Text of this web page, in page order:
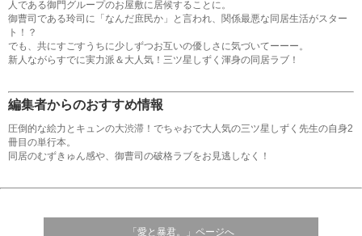
人である御門グループのお屋敷に居候することに。
御曹司である玲司に「なんだ庶民か」と言われ、関係最悪な同居生活がスター
ト！？
でも、共にすごすうちに少しずつお互いの優しさに気づいてーーー。
新人ながらすでに実力派＆大人気！三ツ星しずく渾身の同居ラブ！
編集者からのおすすめ情報
圧倒的な絵力とキュンの大渋滞！でちゃおで大人気の三ツ星しずく先生の自身2
冊目の単行本。
同居のむずきゅん感や、御曹司の破格ラブをお見逃しなく！
「愛と暴君。」ページへ